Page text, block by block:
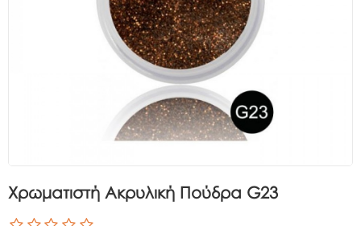
Χρωματιστή Ακρυλική Πούδρα G23